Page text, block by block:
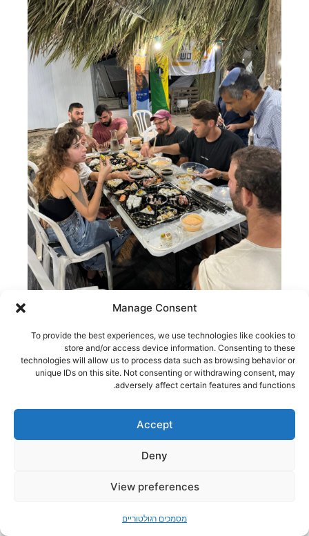
Manage Consent
To provide the best experiences, we use technologies like cookies to
store and/or access device information. Consenting to these
technologies will allow us to process data such as browsing behavior or
unique IDs on this site. Not consenting or withdrawing consent, may
adversely affect certain features and functions.
Accept
Deny
View preferences
מסמכים רגולטוריים